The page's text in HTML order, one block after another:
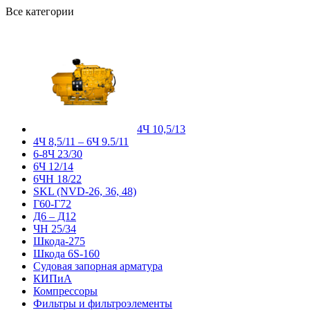
Все категории
4Ч 10,5/13
4Ч 8,5/11 – 6Ч 9.5/11
6-8Ч 23/30
6Ч 12/14
6ЧН 18/22
SKL (NVD-26, 36, 48)
Г60-Г72
Д6 – Д12
ЧН 25/34
Шкода-275
Шкода 6S-160
Судовая запорная арматура
КИПиА
Компрессоры
Фильтры и фильтроэлементы